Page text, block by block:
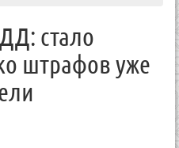
стало
штрафов уже